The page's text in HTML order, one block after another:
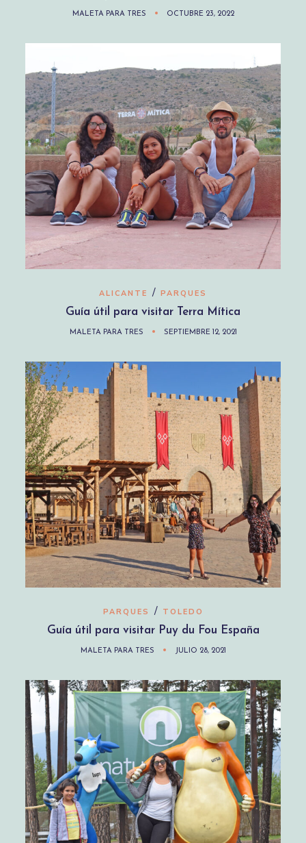
MALETA PARA TRES OCTUBRE 23, 2022
ALICANTE / PARQUES
Guía útil para visitar Terra Mítica
MALETA PARA TRES SEPTIEMBRE 12, 2021
PARQUES / TOLEDO
Guía útil para visitar Puy du Fou España
MALETA PARA TRES JULIO 28, 2021